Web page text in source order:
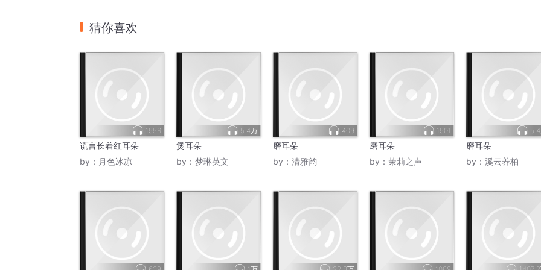
猜你喜欢
1956
谎言长着红耳朵
by： 月色冰凉
5.4万
煲耳朵
by： 梦琳英文
409
磨耳朵
by： 清雅韵
1901
磨耳朵
by： 茉莉之声
磨耳朵
by： 溪云养柏